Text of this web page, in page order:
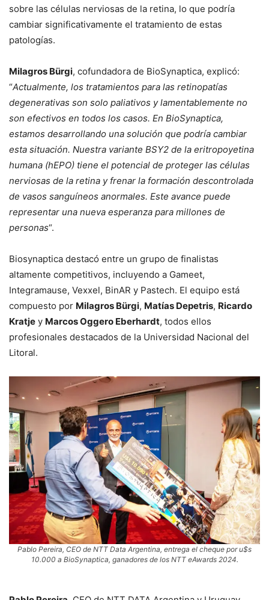
sobre las células nerviosas de la retina, lo que podría
cambiar significativamente el tratamiento de estas
patologías.
Milagros Bürgi, cofundadora de BioSynaptica, explicó:
“Actualmente, los tratamientos para las retinopatías
degenerativas son solo paliativos y lamentablemente no
son efectivos en todos los casos. En BioSynaptica,
estamos desarrollando una solución que podría cambiar
esta situación. Nuestra variante BSY2 de la eritropoyetina
humana (hEPO) tiene el potencial de proteger las células
nerviosas de la retina y frenar la formación descontrolada
de vasos sanguíneos anormales. Este avance puede
representar una nueva esperanza para millones de
personas“.
Biosynaptica destacó entre un grupo de finalistas
altamente competitivos, incluyendo a Gameet,
Integramause, Vexxel, BinAR y Pastech. El equipo está
compuesto por Milagros Bürgi, Matías Depetris, Ricardo
Kratje y Marcos Oggero Eberhardt, todos ellos
profesionales destacados de la Universidad Nacional del
Litoral.
Pablo Pereira, CEO de NTT Data Argentina, entrega el cheque por u$s
10.000 a BioSynaptica, ganadores de los NTT eAwards 2024.